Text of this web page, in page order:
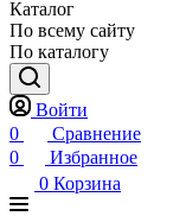
Каталог
По всему сайту
По каталогу
Войти
0
Сравнение
0
Избранное
0 Корзина